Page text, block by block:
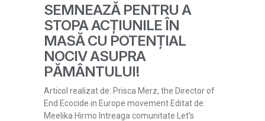
SEMNEAZĂ PENTRU A
STOPA ACȚIUNILE ÎN
MASĂ CU POTENȚIAL
NOCIV ASUPRA
PĂMÂNTULUI!
Articol realizat de: Prisca Merz, the Director of
End Ecocide in Europe movement Editat de:
Meelika Hirmo Intreaga comunitate Let’s